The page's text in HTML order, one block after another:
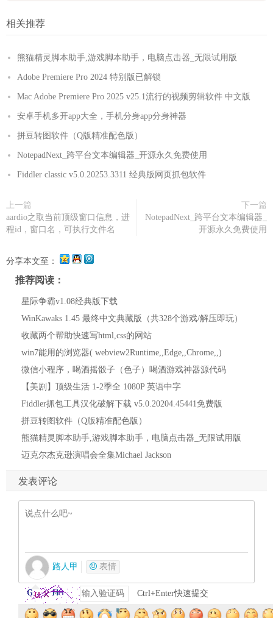
相关推荐
熊猫精灵脚本助手,游戏脚本助手，电脑点击器_无限试用版
Adobe Premiere Pro 2024 特别版已解锁
Mac Adobe Premiere Pro 2025 v25.1流行的视频剪辑软件 中文版
安卓手机多开app大全，手机分身app分身神器
拼豆转图软件（Q版精准配色版）
NotepadNext_跨平台文本编辑器_开源永久免费使用
Fiddler classic v5.0.20253.3311 经典版网页抓包软件
上一篇
aardio之取当前顶级窗口信息，进
程id，窗口名，可执行文件名
下一篇
NotepadNext_跨平台文本编辑器_
开源永久免费使用
分享本文至：
推荐阅读：
星际争霸v1.08经典版下载
WinKawaks 1.45 最终中文典藏版（共328个游戏/解压即玩）
收藏两个帮助快速写html,css的网站
win7能用的浏览器( webview2Runtime,,Edge,,Chrome,,)
微信小程序，喝酒摇骰子（色子）喝酒游戏神器源代码
【美剧】顶级生活 1-2季全 1080P 英语中字
Fiddler抓包工具汉化破解下载 v5.0.20204.45441免费版
拼豆转图软件（Q版精准配色版）
熊猫精灵脚本助手,游戏脚本助手，电脑点击器_无限试用版
迈克尔杰克逊演唱会全集Michael Jackson
发表评论
路人甲 表情
Ctrl+Enter快速提交